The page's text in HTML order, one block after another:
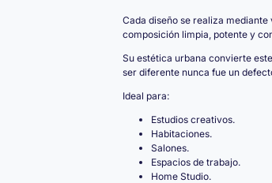
Cada diseño se realiza
composición limpia, potente y
Su estética urbana convierte
ser diferente nunca fue un
Ideal para:
Estudios creativos.
Habitaciones.
Salones.
Espacios de trabajo.
Home Studio.